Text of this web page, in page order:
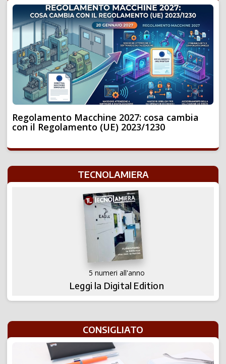
Regolamento Macchine 2027: cosa cambia
con il Regolamento (UE) 2023/1230
TECNOLAMIERA
5 numeri all'anno
Leggi la Digital Edition
CONSIGLIATO